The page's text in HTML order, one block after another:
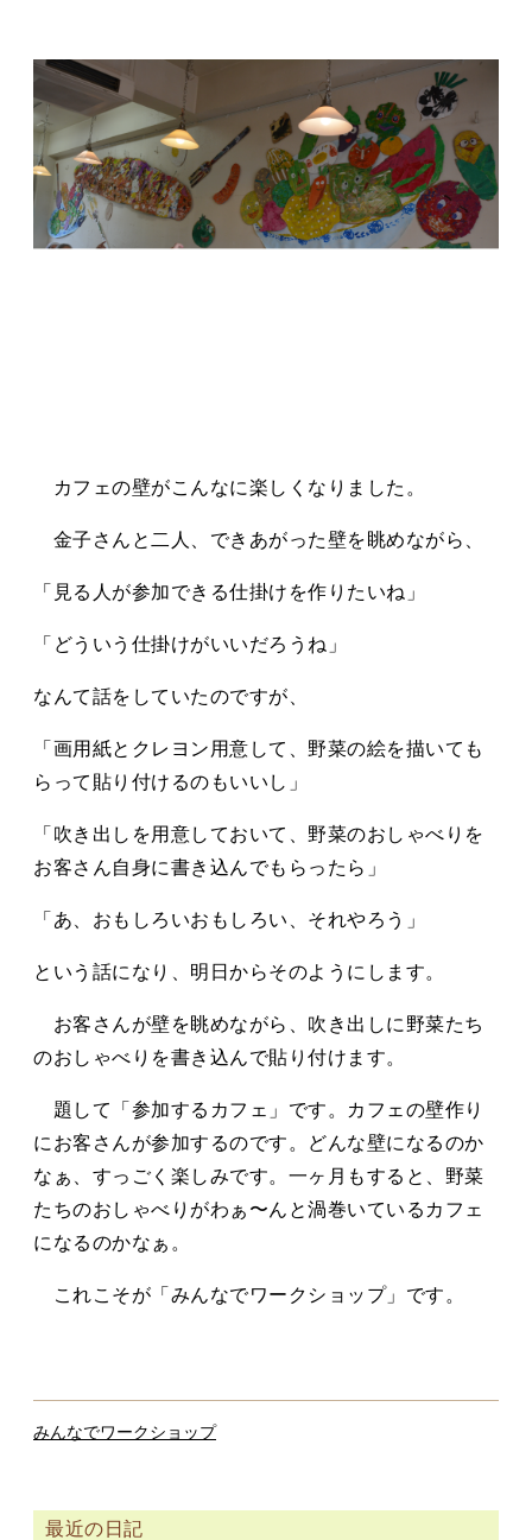
カフェの壁がこんなに楽しくなりました。
金子さんと二人、できあがった壁を眺めながら、
「見る人が参加できる仕掛けを作りたいね」
「どういう仕掛けがいいだろうね」
なんて話をしていたのですが、
「画用紙とクレヨン用意して、野菜の絵を描いても
らって貼り付けるのもいいし」
「吹き出しを用意しておいて、野菜のおしゃべりを
お客さん自身に書き込んでもらったら」
「あ、おもしろいおもしろい、それやろう」
という話になり、明日からそのようにします。
お客さんが壁を眺めながら、吹き出しに野菜たち
のおしゃべりを書き込んで貼り付けます。
題して「参加するカフェ」です。カフェの壁作り
にお客さんが参加するのです。どんな壁になるのか
なぁ、すっごく楽しみです。一ヶ月もすると、野菜
たちのおしゃべりがわぁ〜んと渦巻いているカフェ
になるのかなぁ。
これこそが「みんなでワークショップ」です。
みんなでワークショップ
最近の日記